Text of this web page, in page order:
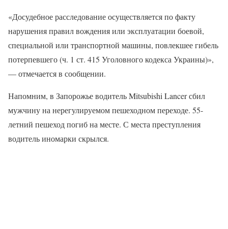
«Досудебное расследование осуществляется по факту
нарушения правил вождения или эксплуатации боевой,
специальной или транспортной машины, повлекшее гибель
потерпевшего (ч. 1 ст. 415 Уголовного кодекса Украины)»,
— отмечается в сообщении.
Напомним, в Запорожье водитель Mitsubishi Lancer сбил
мужчину на нерегулируемом пешеходном переходе. 55-
летний пешеход погиб на месте. С места преступления
водитель иномарки скрылся.